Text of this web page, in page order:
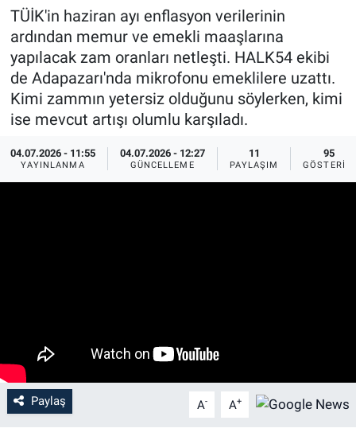
TÜİK'in haziran ayı enflasyon verilerinin
ardından memur ve emekli maaşlarına
yapılacak zam oranları netleşti. HALK54 ekibi
de Adapazarı'nda mikrofonu emeklilere uzattı.
Kimi zammın yetersiz olduğunu söylerken, kimi
ise mevcut artışı olumlu karşıladı.
04.07.2026 - 11:55
YAYINLANMA
04.07.2026 - 12:27
GÜNCELLEME
11
PAYLAŞIM
95
GÖSTERIM
Paylaş A- A+